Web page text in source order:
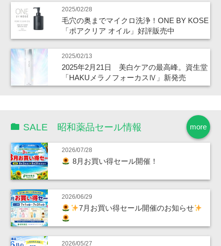
2025/02/28
毛穴の奥までマイクロ洗浄！ONE BY KOSE
「ポアクリア オイル」好評販売中
2025/02/13
2025年2月21日 美白ケアの最高峰。資生堂
「HAKUメラノフォーカスⅣ」新発売
more
SALE 昭和薬品セール情報
2026/07/28
8月お買い得セール開催！
2026/06/29
7月お買い得セール開催のお知らせ
2026/05/27